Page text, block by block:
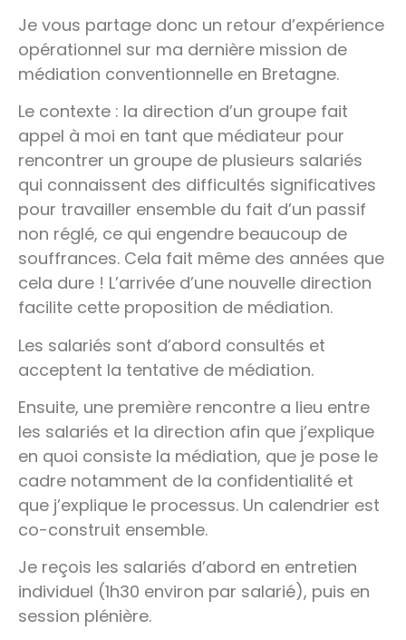
Je vous partage donc un retour d’expérience
opérationnel sur ma dernière mission de
médiation conventionnelle en Bretagne.
Le contexte : la direction d’un groupe fait
appel à moi en tant que médiateur pour
rencontrer un groupe de plusieurs salariés
qui connaissent des difficultés significatives
pour travailler ensemble du fait d’un passif
non réglé, ce qui engendre beaucoup de
souffrances. Cela fait même des années que
cela dure ! L’arrivée d’une nouvelle direction
facilite cette proposition de médiation.
Les salariés sont d’abord consultés et
acceptent la tentative de médiation.
Ensuite, une première rencontre a lieu entre
les salariés et la direction afin que j’explique
en quoi consiste la médiation, que je pose le
cadre notamment de la confidentialité et
que j’explique le processus. Un calendrier est
co-construit ensemble.
Je reçois les salariés d’abord en entretien
individuel (1h30 environ par salarié), puis en
session plénière.